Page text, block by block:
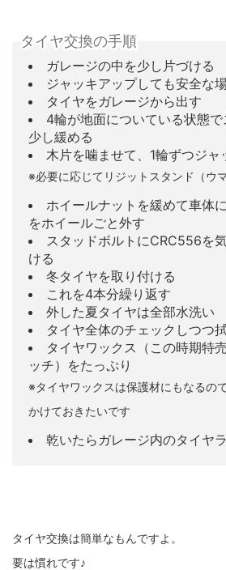
タイヤ交換の手順
ガレージの中を少し片づける
ジャッキアップしても安全な
タイヤをガレージから出す
4輪が地面についている状態
少し緩める
木片を噛ませて、1輪ずつジャ
※必要に応じてリジットスタンド（ウ
ホイールナットを緩めて車体
をホイールごと外す
スタッドボルトにCRC556を
ける
冬タイヤを取り付ける
これを4本分繰り返す
外した夏タイヤは全部水洗い
タイヤ全体のチェックしつつ
タイヤワックス（この時期特
ッチ）をたっぷり
※タイヤワックスは保護材にもなるの
かけておきたいです
乾いたらガレージ内のタイヤ
タイヤ交換は簡単なもんですよ。
要は慣れです♪